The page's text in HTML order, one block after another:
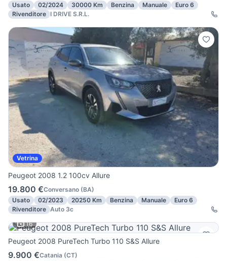
Usato
02/2024 30000 Km Benzina Manuale
Euro 6
Rivenditore I DRIVE S.R.L.
Vetrina
Peugeot 2008 1.2 100cv Allure
19.800 €Conversano (BA)
Usato
02/2023 20250 Km Benzina Manuale
Euro 6
Rivenditore Auto 3c
16
Peugeot 2008 PureTech Turbo 110 S&S Allure
9.900 €Catania (CT)